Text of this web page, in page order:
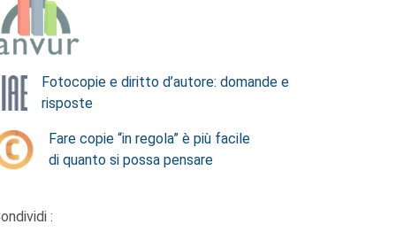
Fotocopie e diritto d’autore: domande e
risposte
Fare copie “in regola” è più facile
di quanto si possa pensare
: